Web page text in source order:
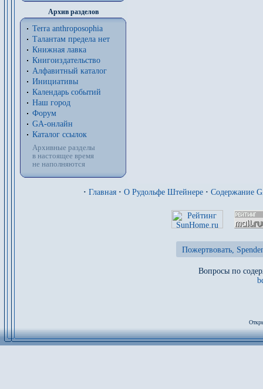
Архив разделов
Terra anthroposophia
Талантам предела нет
Книжная лавка
Книгоиздательство
Алфавитный каталог
Инициативы
Календарь событий
Наш город
Форум
GA-онлайн
Каталог ссылок
Архивные разделы
в настоящее время
не наполняются
· Главная · О Рудольфе Штейнере · Содержание
Пожертвовать,
Вопросы по